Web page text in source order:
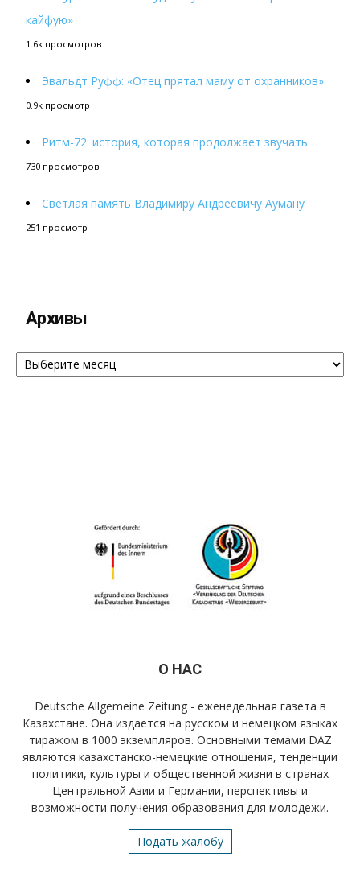
кайфую»
1.6k просмотров
Эвальдт Руфф: «Отец прятал маму от охранников»
0.9k просмотр
Ритм-72: история, которая продолжает звучать
730 просмотров
Светлая память Владимиру Андреевичу Ауману
251 просмотр
Архивы
Архивы
О НАС
Deutsche Allgemeine Zeitung - еженедельная газета в
Казахстане. Она издается на русском и немецком языках
тиражом в 1000 экземпляров. Основными темами DAZ
являются казахстанско-немецкие отношения, тенденции
политики, культуры и общественной жизни в странах
Центральной Азии и Германии, перспективы и
возможности получения образования для молодежи.
Подать жалобу